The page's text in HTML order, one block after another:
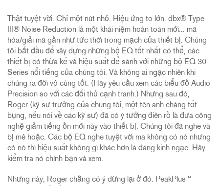
Thật tuyệt vời. Chỉ một nút nhỏ. Hiệu ứng to lớn. dbx® Type
III® Noise Reduction là một khái niệm hoàn toàn mới... mã
hóa/giải mã gần như tức thời trong mạch của thiết bị. Chúng
tôi bắt đầu để xây dựng những bộ EQ tốt nhất có thể, các
thiết bị có thừa kế và hiệu suất để sánh với những bộ EQ 30
Series nổi tiếng của chúng tôi. Và không ai ngạc nhiên khi
chúng ra đời vô cùng tốt. (Hãy yêu cầu xem các biểu đồ Audio
Precision so với các đối thủ cạnh tranh.) Nhưng sau đó,
Roger (kỹ sư trưởng của chúng tôi, một tên anh chàng tốt
bụng, nếu nói về các kỹ sư) đã có ý tưởng điên rồ là đưa công
nghệ giảm tiếng ồn mới này vào thiết bị. Chúng tôi đã nghe và
bị mê hoặc. Các bộ EQ nghe tuyệt vời mà không có nó nhưng
có nó thì hiệu suất không gì khác hơn là đáng kinh ngạc. Hãy
kiểm tra nó chính bạn và xem.
Nhưng này, Roger chẳng có ý dừng lại ở đó. PeakPlus™